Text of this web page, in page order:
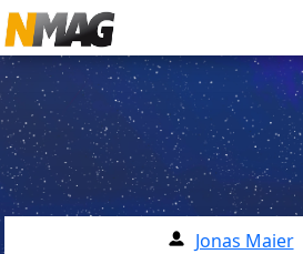
Jonas Maier